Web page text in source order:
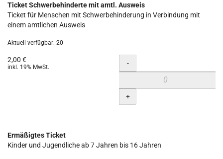
Ticket Schwerbehinderte mit amtl. Ausweis
Ticket für Menschen mit Schwerbehinderung in Verbindung mit
einem amtlichen Ausweis
Aktuell verfügbar: 20
2,00 €
inkl. 19% MwSt. Menge
-
+
Ermäßigtes Ticket
Kinder und Jugendliche ab 7 Jahren bis 16 Jahren